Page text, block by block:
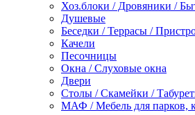
Хоз.блоки / Дровяники /
Душевые
Беседки / Террасы /
Качели
Песочницы
Окна / Слуховые окна
Двери
Столы / Скамейки /
МАФ / Мебель для парков,